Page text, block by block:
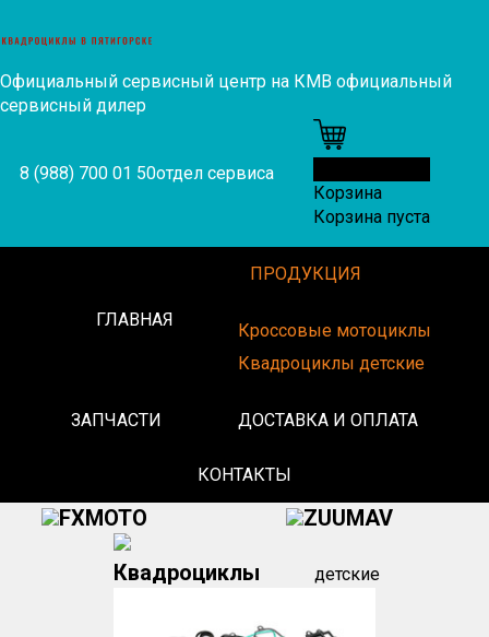
Официальный сервисный центр на КМВ официальный
сервисный дилер
8 (988) 700 01 50отдел сервиса
Корзина
Корзина пуста
ГЛАВНАЯ
ПРОДУКЦИЯ
Кроссовые мотоциклы
Квадроциклы детские
ЗАПЧАСТИ ДОСТАВКА И ОПЛАТА
КОНТАКТЫ
FXMOTO ZUUMAV
Квадроциклы детские